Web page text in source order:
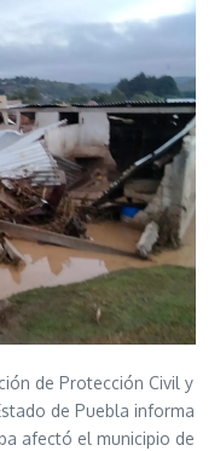
de Protección Civil y
de Puebla informa
afectó el municipio de